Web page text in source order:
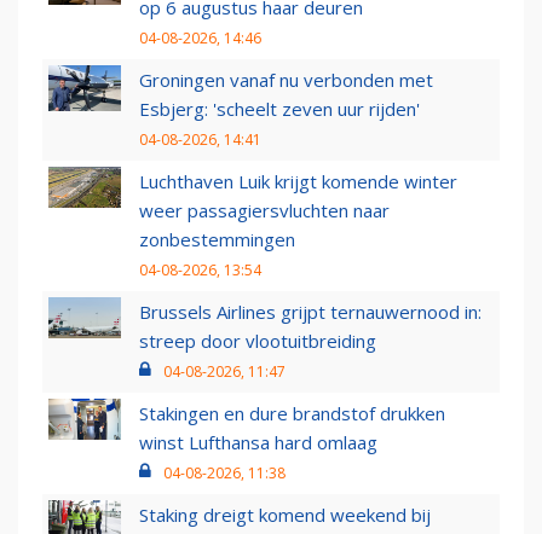
op 6 augustus haar deuren
04-08-2026, 14:46
Groningen vanaf nu verbonden met
Esbjerg: 'scheelt zeven uur rijden'
04-08-2026, 14:41
Luchthaven Luik krijgt komende winter
weer passagiersvluchten naar
zonbestemmingen
04-08-2026, 13:54
Brussels Airlines grijpt ternauwernood in:
streep door vlootuitbreiding
04-08-2026, 11:47
Stakingen en dure brandstof drukken
winst Lufthansa hard omlaag
04-08-2026, 11:38
Staking dreigt komend weekend bij